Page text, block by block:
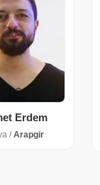
Erdem
/Arapgir